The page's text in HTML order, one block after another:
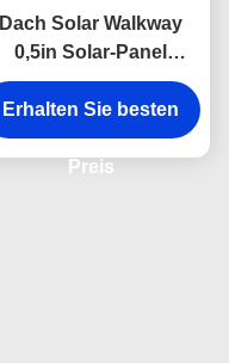
Dach Solar Walkway
0,5in Solar-Panel
überdacht Walkway
benutzerdefiniert
Erhalten Sie besten
Preis